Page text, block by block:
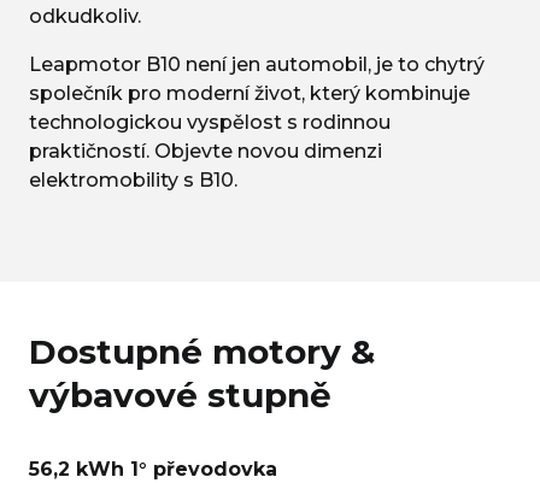
odkudkoliv.
Leapmotor B10 není jen automobil, je to chytrý
společník pro moderní život, který kombinuje
technologickou vyspělost s rodinnou
praktičností. Objevte novou dimenzi
elektromobility s B10.
Dostupné motory &
výbavové stupně
56,2 kWh 1° převodovka